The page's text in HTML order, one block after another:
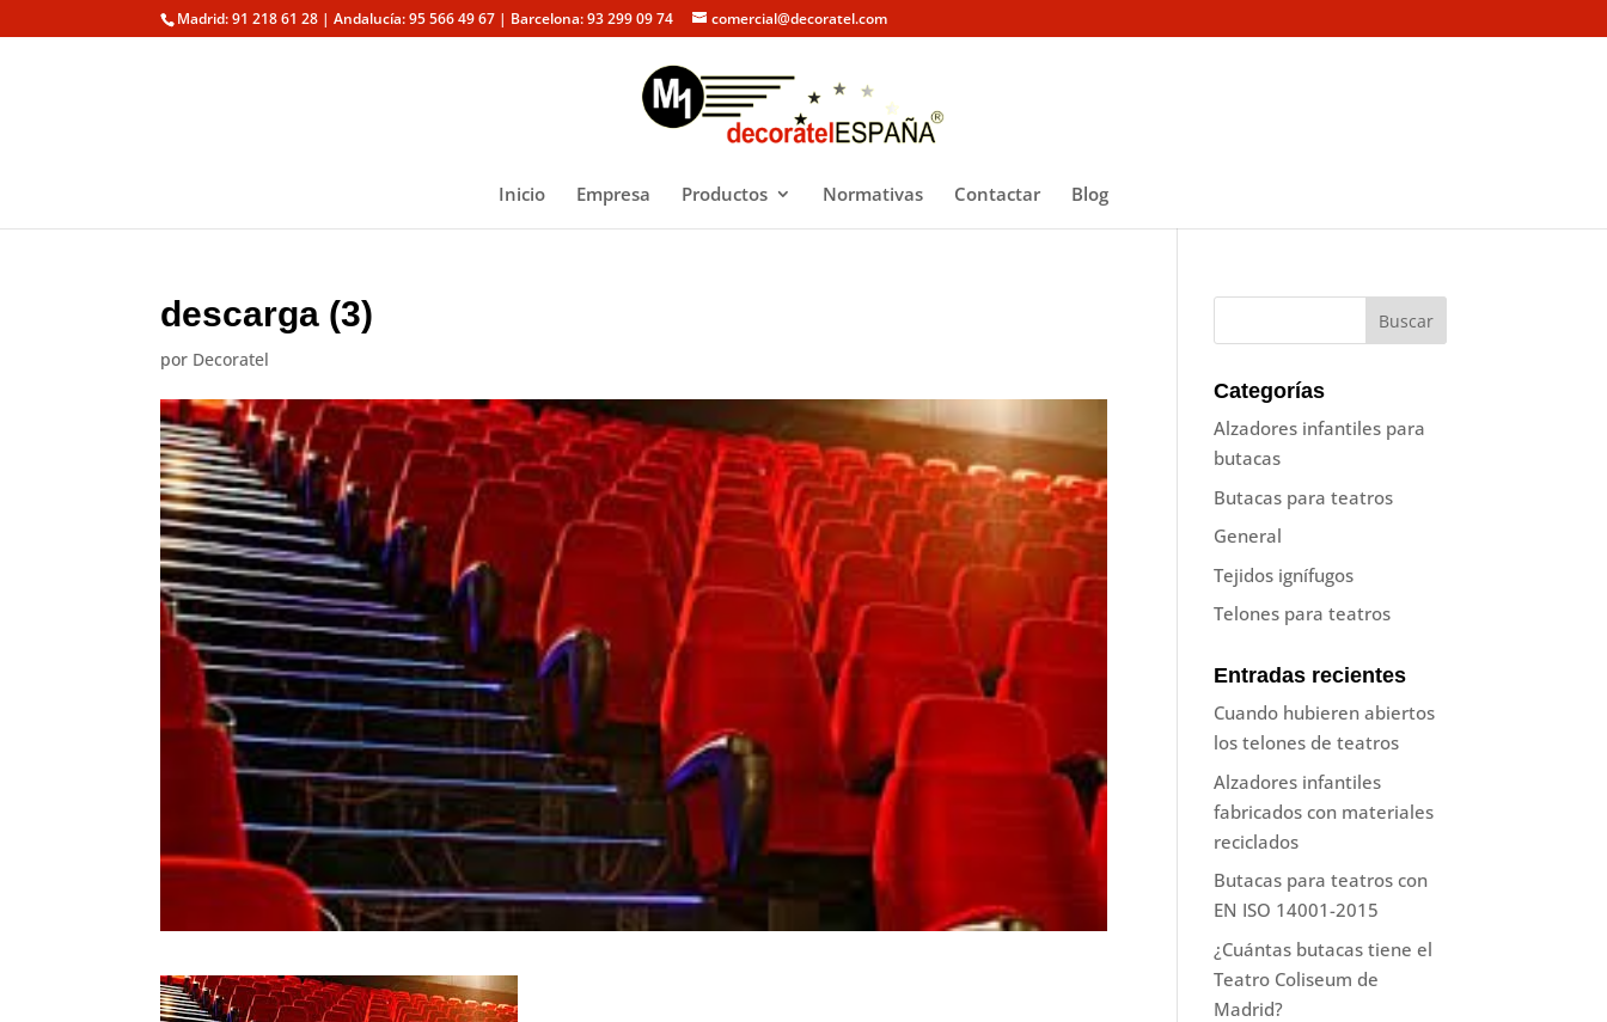
Madrid: 91 218 61 28 | Andalucía: 95 566 49 67 | Barcelona: 93 299 09 74 comercial@decoratel.com
Inicio Empresa Productos Normativas Contactar Blog
descarga (3)
por Decoratel
Categorías
Alzadores infantiles para
butacas
Butacas para teatros
General
Tejidos ignífugos
Telones para teatros
Entradas recientes
Cuando hubieren abiertos
los telones de teatros
Alzadores infantiles
fabricados con materiales
reciclados
Butacas para teatros con
EN ISO 14001-2015
¿Cuántas butacas tiene el
Teatro Coliseum de
Madrid?